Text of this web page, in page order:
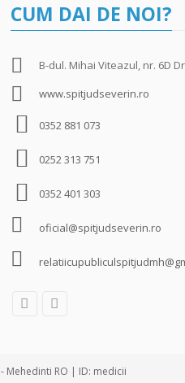
CUM DAI DE NOI?
B-dul. Mihai Viteazul, nr. 6D
www.spitjudseverin.ro
0352 881 073
0252 313 751
0352 401 303
oficial@spitjudseverin.ro
Mehedinti RO | ID: medicii